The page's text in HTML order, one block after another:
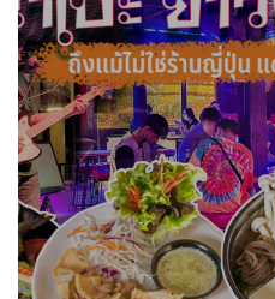
งาน
เดียว
ทั้ง
ช้อป
กิน
เที่ยว
พร้อม
โปร
โม